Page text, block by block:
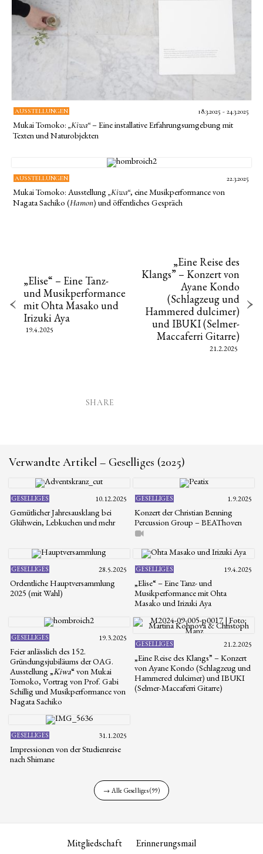
AUSSTELLUNGEN 18.3.2025 - 24.3.2025
Mukai Tomoko: „Kiwa“– Eine installative Erfahrungsumgebung mit
Texten und Naturobjekten
AUSSTELLUNGEN 22.3.2025
Mukai Tomoko: Ausstellung „Kiwa“, eine Musikperformance von
Nagata Sachiko (Hamon) und öffentliches Gespräch
„Elise“ – Eine Tanz-
und Musikperformance
mit Ohta Masako und
Irizuki Aya
19.4.2025
„Eine Reise des
Klangs” – Konzert von
Ayane Kondo
(Schlagzeug und
Hammered dulcimer)
und IBUKI (Selmer-
Maccaferri Gitarre)
21.2.2025
SHARE
Verwandte Artikel – Geselliges (2025)
GESELLIGES 10.12.2025
Gemütlicher Jahresausklang bei
Glühwein, Lebkuchen und mehr
GESELLIGES 1.9.2025
Konzert der Christian Benning
Percussion Group – BEAThoven
GESELLIGES 28.5.2025
Ordentliche Hauptversammlung
2025 (mit Wahl)
GESELLIGES 19.4.2025
„Elise“ – Eine Tanz- und
Musikperformance mit Ohta
Masako und Irizuki Aya
GESELLIGES 19.3.2025
Feier anlässlich des 152.
Gründungsjubiläums der OAG.
Ausstellung „Kiwa“ von Mukai
Tomoko, Vortrag von Prof. Gabi
Schillig und Musikperformance von
Nagata Sachiko
GESELLIGES 21.2.2025
„Eine Reise des Klangs” – Konzert
von Ayane Kondo (Schlagzeug und
Hammered dulcimer) und IBUKI
(Selmer-Maccaferri Gitarre)
GESELLIGES 31.1.2025
Impressionen von der Studienreise
nach Shimane
→ Alle Geselliges (99)
Mitgliedschaft Erinnerungsmail